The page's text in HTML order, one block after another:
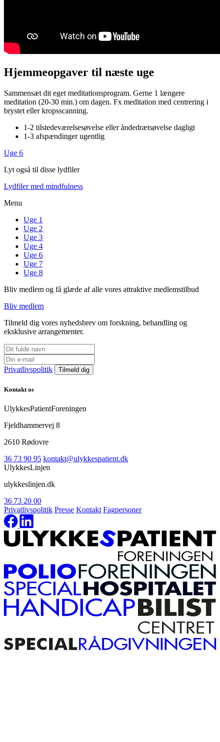
Hjemmeopgaver til næste uge
Sammensæt dit eget meditationsprogram. Gerne 1 længere
meditation (20-30 min.) om dagen. Fx meditation med centrering i
brystet eller kropsscanning.
1-2 tilstedeværelsesøvelse eller åndedrætsøvelse dagligt
1-3 afspændinger ugentlig
Uge 6
Lyt også til disse lydfiler
Lydfiler med mindfulness
Menu
Uge 1
Uge 2
Uge 3
Uge 4
Uge 6
Uge 7
Uge 8
Bliv medlem og få glæde af alle vores attraktive medlemstilbud
Bliv medlem
Tilmeld dig vores nyhedsbrev om forskning, behandling og
eksklusive arrangementer.
Privatlivspolitik
Kontakt os
UlykkesPatientForeningen
Fjeldhammervej 8
2610 Rødovre
36 73 90 95 kontakt@ulykkespatient.dk
UlykkesLinjen
ulykkeslinjen.dk
36 73 20 00
Privatlivspolitik Presse Kontakt Fagpersoner